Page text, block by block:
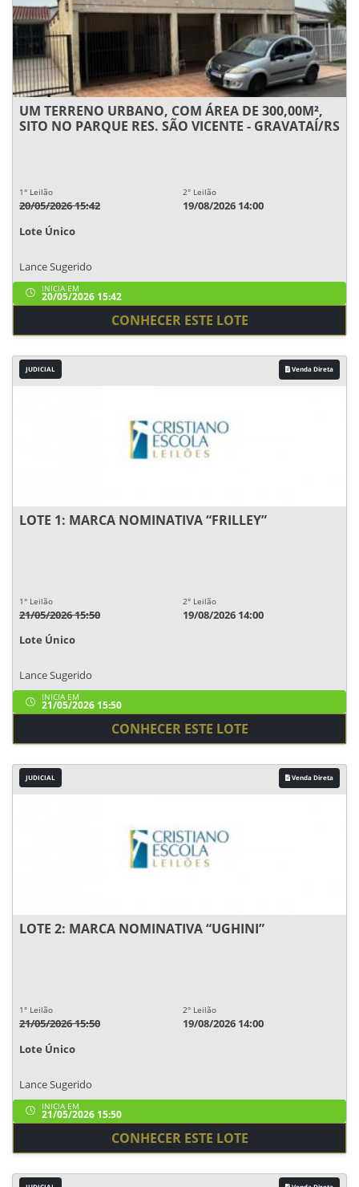
UM TERRENO URBANO, COM ÁREA DE 300,00M²,
SITO NO PARQUE RES. SÃO VICENTE - GRAVATAÍ/RS
1° Leilão
20/05/2026 15:42
2° Leilão
19/08/2026 14:00
Lote Único
Lance Sugerido
INICIA EM
20/05/2026 15:42
CONHECER ESTE LOTE
JUDICIAL Venda Direta
LOTE 1: MARCA NOMINATIVA “FRILLEY”
1° Leilão
21/05/2026 15:50
2° Leilão
19/08/2026 14:00
Lote Único
Lance Sugerido
INICIA EM
21/05/2026 15:50
CONHECER ESTE LOTE
JUDICIAL Venda Direta
LOTE 2: MARCA NOMINATIVA “UGHINI”
1° Leilão
21/05/2026 15:50
2° Leilão
19/08/2026 14:00
Lote Único
Lance Sugerido
INICIA EM
21/05/2026 15:50
CONHECER ESTE LOTE